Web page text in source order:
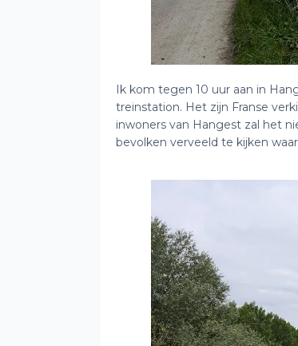
Ik kom tegen 10 uur aan in
treinstation. Het zijn Franse
inwoners van Hangest zal het
bevolken verveeld te kijken